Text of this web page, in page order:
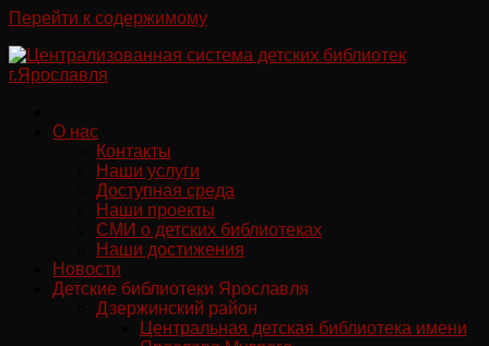
Перейти к содержимому
О нас
Контакты
Наши услуги
Доступная среда
Наши проекты
СМИ о детских библиотеках
Наши достижения
Новости
Детские библиотеки Ярославля
Дзержинский район
Центральная детская библиотека имени